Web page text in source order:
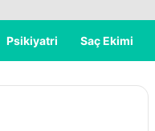
Psikiyatri Saç Ekimi